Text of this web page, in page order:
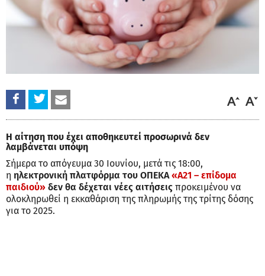
Η αίτηση που έχει αποθηκευτεί προσωρινά δεν
λαμβάνεται υπόψη
Σήμερα το απόγευμα 30 Ιουνίου, μετά τις 18:00,
η ηλεκτρονική πλατφόρμα του ΟΠΕΚΑ«Α21 – επίδομα
παιδιού» δεν θα δέχεται νέες αιτήσεις προκειμένου να
ολοκληρωθεί η εκκαθάριση της πληρωμής της τρίτης δόσης
για το 2025.